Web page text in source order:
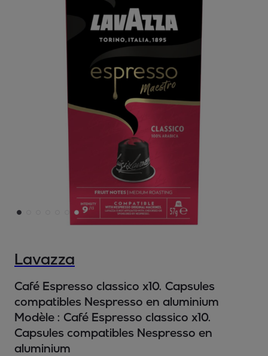
Lavazza
Café Espresso classico x10. Capsules
compatibles Nespresso en aluminium
Modèle : Café Espresso classico x10.
Capsules compatibles Nespresso en
aluminium